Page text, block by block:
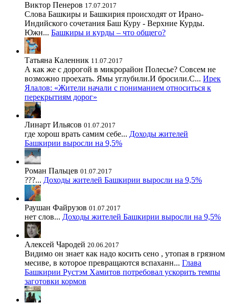
Виктор Пенеров 17.07.2017
Слова Башкиры и Башкирия происходят от Ирано-
Индийского сочетания Баш Куру - Верхние Курды.
Южн... Башкиры и курды – что общего?
Татьяна Каленник 11.07.2017
А как же с дорогой в микрорайон Полесье? Совсем не
возможно проехать. Ямы углубили.И бросили.С... Ирек
Ялалов: «Жители начали с пониманием относиться к
перекрытиям дорог»
Линарт Ильясов 01.07.2017
где хорош врать самим себе... Доходы жителей
Башкирии выросли на 9,5%
Роман Пальцев 01.07.2017
???... Доходы жителей Башкирии выросли на 9,5%
Раушан Файрузов 01.07.2017
нет слов... Доходы жителей Башкирии выросли на 9,5%
Алексей Чародей 20.06.2017
Видимо он знает как надо косить сено , утопая в грязном
месиве, в которое превращаются вспаханн... Глава
Башкирии Рустэм Хамитов потребовал ускорить темпы
заготовки кормов